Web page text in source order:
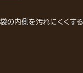
の内側を汚れにくくする